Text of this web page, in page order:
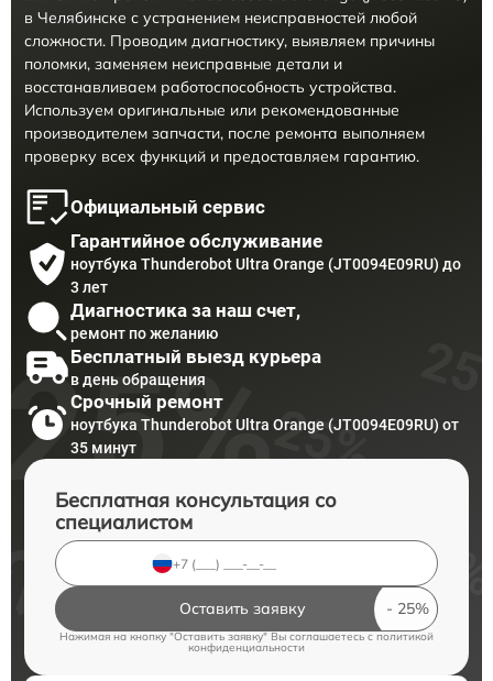
в Челябинске с устранением неисправностей любой
сложности. Проводим диагностику, выявляем причины
поломки, заменяем неисправные детали и
восстанавливаем работоспособность устройства.
Используем оригинальные или рекомендованные
производителем запчасти, после ремонта выполняем
проверку всех функций и предоставляем гарантию.
Официальный сервис
Гарантийное обслуживание
ноутбука Thunderobot Ultra Orange (JT0094E09RU) до
3 лет
Диагностика за наш счет,
ремонт по желанию
Бесплатный выезд курьера
в день обращения
Срочный ремонт
ноутбука Thunderobot Ultra Orange (JT0094E09RU) от
35 минут
Бесплатная консультация со
специалистом
Оставить заявку
Нажимая на кнопку "Оставить заявку" Вы соглашаетесь cполитикой
конфиденциальности